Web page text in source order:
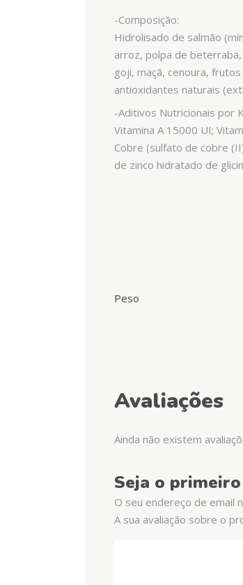
-Composição:
Hidrolisado de salmão
arroz, polpa de
goji, maçã, cenoura,
antioxidantes naturais
-Aditivos Nutricionais por
Vitamina A 15000 UI;
Cobre (sulfato de cobre
de zinco hidratado de
Peso
Avaliações
Ainda não existem
Seja o
O seu endereço de email
A sua avaliação sobre o